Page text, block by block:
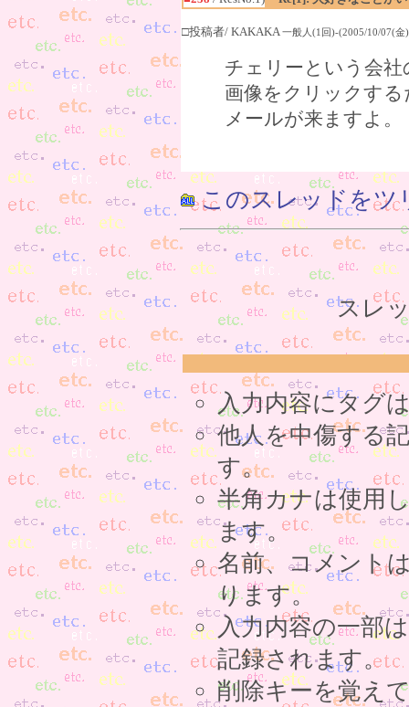
□投稿者/ KAKAKA 一般人(1回)-(2005/10/07(
チェリーという会
画像をクリックす
メールが来ますよ。
このスレッドをツ
スレ
入力内容にタグ
他人を中傷する
す。
半角カナは使用
ます。
名前、コメント
ります。
入力内容の一部
記録されます。
削除キーを覚え